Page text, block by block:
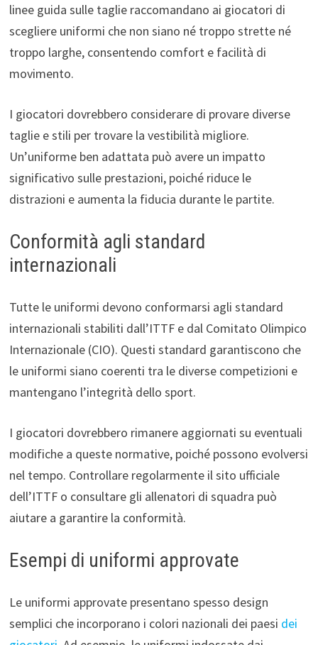
linee guida sulle taglie raccomandano ai giocatori di
scegliere uniformi che non siano né troppo strette né
troppo larghe, consentendo comfort e facilità di
movimento.
I giocatori dovrebbero considerare di provare diverse
taglie e stili per trovare la vestibilità migliore.
Un’uniforme ben adattata può avere un impatto
significativo sulle prestazioni, poiché riduce le
distrazioni e aumenta la fiducia durante le partite.
Conformità agli standard
internazionali
Tutte le uniformi devono conformarsi agli standard
internazionali stabiliti dall’ITTF e dal Comitato Olimpico
Internazionale (CIO). Questi standard garantiscono che
le uniformi siano coerenti tra le diverse competizioni e
mantengano l’integrità dello sport.
I giocatori dovrebbero rimanere aggiornati su eventuali
modifiche a queste normative, poiché possono evolversi
nel tempo. Controllare regolarmente il sito ufficiale
dell’ITTF o consultare gli allenatori di squadra può
aiutare a garantire la conformità.
Esempi di uniformi approvate
Le uniformi approvate presentano spesso design
semplici che incorporano i colori nazionali dei paesi dei